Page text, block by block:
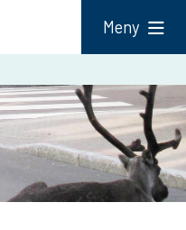
Meny